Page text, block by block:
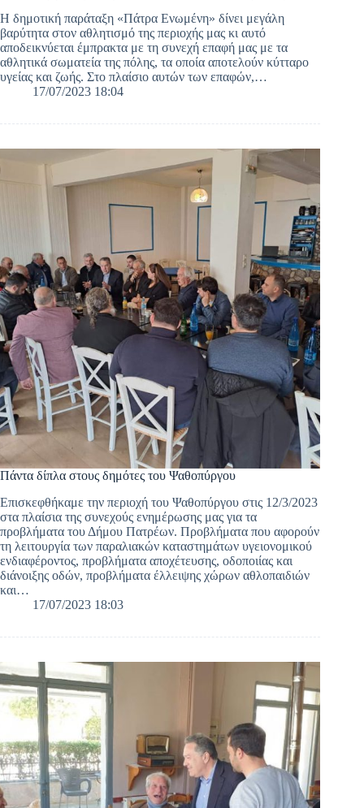
Η δημοτική παράταξη «Πάτρα Ενωμένη» δίνει μεγάλη
βαρύτητα στον αθλητισμό της περιοχής μας κι αυτό
αποδεικνύεται έμπρακτα με τη συνεχή επαφή μας με τα
αθλητικά σωματεία της πόλης, τα οποία αποτελούν κύτταρο
υγείας και ζωής. Στο πλαίσιο αυτών των επαφών,…
17/07/2023 18:04
Πάντα δίπλα στους δημότες του Ψαθοπύργου
Επισκεφθήκαμε την περιοχή του Ψαθοπύργου στις 12/3/2023
στα πλαίσια της συνεχούς ενημέρωσης μας για τα
προβλήματα του Δήμου Πατρέων. Προβλήματα που αφορούν
τη λειτουργία των παραλιακών καταστημάτων υγειονομικού
ενδιαφέροντος, προβλήματα αποχέτευσης, οδοποιίας και
διάνοιξης οδών, προβλήματα έλλειψης χώρων αθλοπαιδιών
και…
17/07/2023 18:03